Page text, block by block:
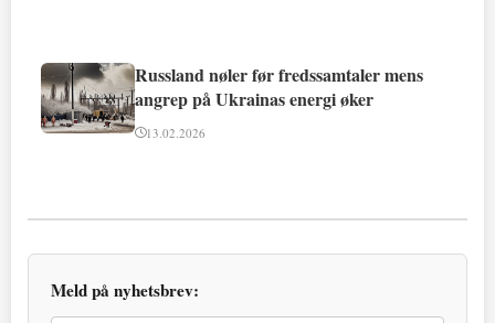
Russland nøler før fredssamtaler mens
angrep på Ukrainas energi øker
13.02.2026
Meld på nyhetsbrev: